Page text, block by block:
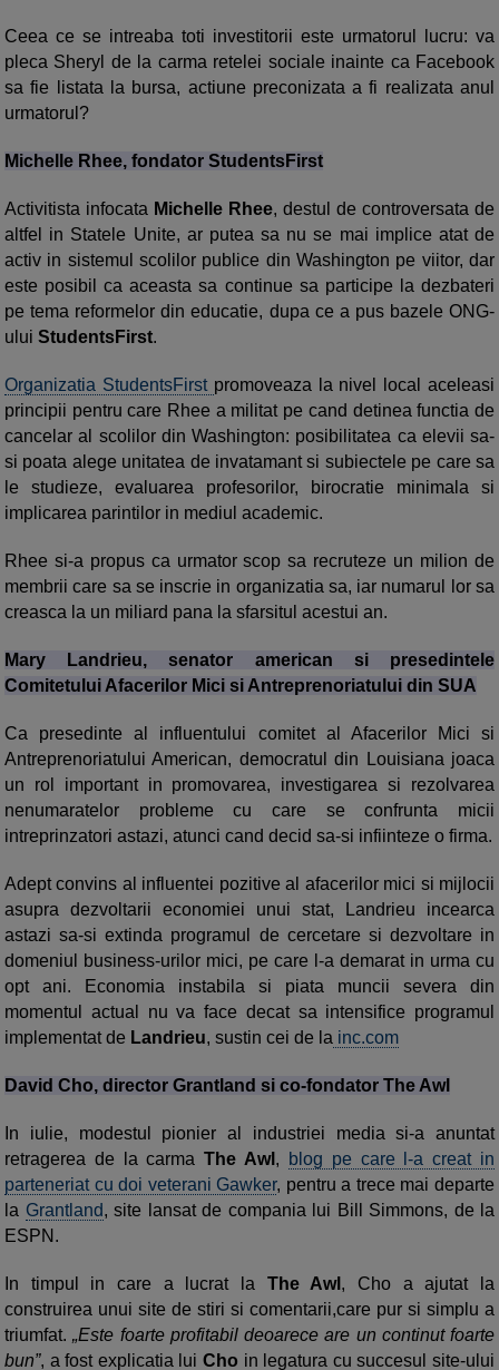
Ceea ce se intreaba toti investitorii este urmatorul lucru: va
pleca Sheryl de la carma retelei sociale inainte ca Facebook
sa fie listata la bursa, actiune preconizata a fi realizata anul
urmatorul?
Michelle Rhee, fondator StudentsFirst
Activitista infocata Michelle Rhee, destul de controversata de
altfel in Statele Unite, ar putea sa nu se mai implice atat de
activ in sistemul scolilor publice din Washington pe viitor, dar
este posibil ca aceasta sa continue sa participe la dezbateri
pe tema reformelor din educatie, dupa ce a pus bazele ONG-
ului StudentsFirst.
Organizatia StudentsFirst promoveaza la nivel local aceleasi
principii pentru care Rhee a militat pe cand detinea functia de
cancelar al scolilor din Washington: posibilitatea ca elevii sa-
si poata alege unitatea de invatamant si subiectele pe care sa
le studieze, evaluarea profesorilor, birocratie minimala si
implicarea parintilor in mediul academic.
Rhee si-a propus ca urmator scop sa recruteze un milion de
membrii care sa se inscrie in organizatia sa, iar numarul lor sa
creasca la un miliard pana la sfarsitul acestui an.
Mary Landrieu, senator american si presedintele
Comitetului Afacerilor Mici si Antreprenoriatului din SUA
Ca presedinte al influentului comitet al Afacerilor Mici si
Antreprenoriatului American, democratul din Louisiana joaca
un rol important in promovarea, investigarea si rezolvarea
nenumaratelor probleme cu care se confrunta micii
intreprinzatori astazi, atunci cand decid sa-si infiinteze o firma.
Adept convins al influentei pozitive al afacerilor mici si mijlocii
asupra dezvoltarii economiei unui stat, Landrieu incearca
astazi sa-si extinda programul de cercetare si dezvoltare in
domeniul business-urilor mici, pe care l-a demarat in urma cu
opt ani. Economia instabila si piata muncii severa din
momentul actual nu va face decat sa intensifice programul
implementat de Landrieu, sustin cei de la inc.com
David Cho, director Grantland si co-fondator The Awl
In iulie, modestul pionier al industriei media si-a anuntat
retragerea de la carmaThe Awl ,
blog pe care l-a creat in
parteneriat cu doi veterani Gawker, pentru a trece mai departe
la Grantland, site lansat de compania lui Bill Simmons, de la
ESPN.
In timpul in care a lucrat la The Awl , Cho a ajutat la
construirea unui site de stiri si comentarii,care pur si simplu a
triumfat.„Este foarte profitabil deoarece are un continut foarte
bun”, a fost explicatia lui Cho in legatura cu succesul site-ului